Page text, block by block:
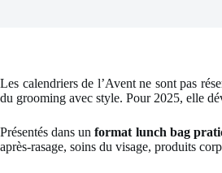
Les calendriers de l’Avent ne sont pas
du grooming avec style. Pour 2025, elle
Présentés dans unformat lunch bag
après-rasage, soins du visage, produits